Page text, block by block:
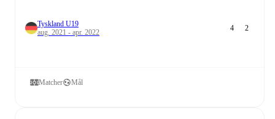
Tyskland U19
aug. 2021 - apr. 2022
4 2
Matcher Mål